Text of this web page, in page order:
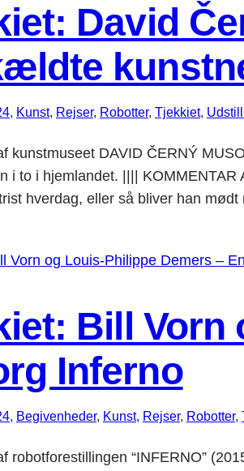
David
, Kunst, Rejser, Robotter, Tjekkiet,
kunstmuseet DAVID ČERNÝ
i to i hjemlandet. ||||
hverdag, eller så bliver han
Bill Vorn
Inferno
, Begivenheder, Kunst, Rejser, Robotter,
robotforestillingen “INFERNO”